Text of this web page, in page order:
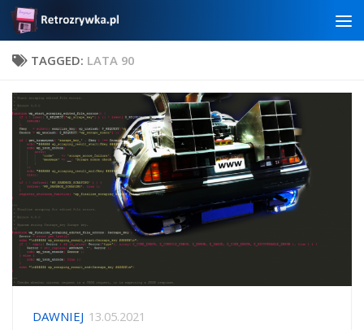
Skip to content
TAGGED: LATA 90
DAWNIEJ 13.05.2021